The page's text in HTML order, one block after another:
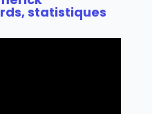
statistiques